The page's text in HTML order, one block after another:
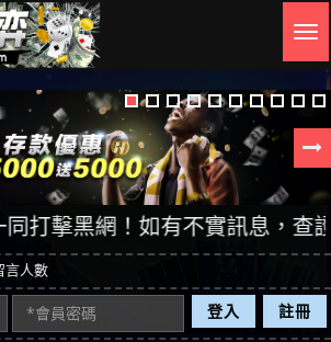
網！如有不實訊息，查證後立
登入 註冊